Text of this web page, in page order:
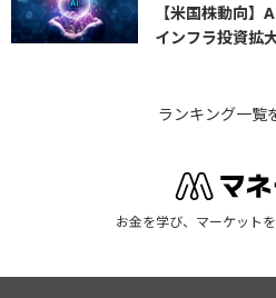
【米国株動向
インフラ投資拡
ランキング一覧
お金を学び、マーケット